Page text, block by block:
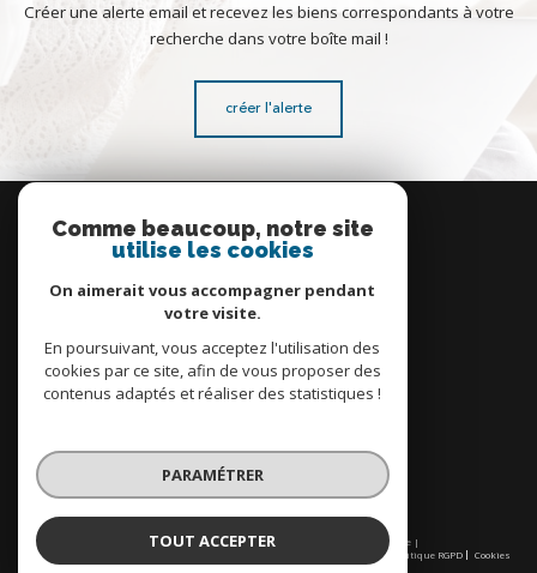
Créer une alerte email et recevez les biens correspondants à votre
recherche dans votre boîte mail !
créer l'alerte
connecter
espace propriétaire
© 2026 | Tous droits réservés | Traduction powered by Google |
Nos honoraires
Politique RGPD Cookies
Comme beaucoup, notre site
utilise les cookies
On aimerait vous accompagner pendant
votre visite.
En poursuivant, vous acceptez l'utilisation des
cookies par ce site, afin de vous proposer des
contenus adaptés et réaliser des statistiques !
PARAMÉTRER
TOUT ACCEPTER